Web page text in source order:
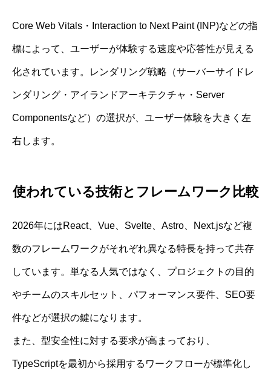
Core Web Vitals・Interaction to Next Paint (INP)などの指
標によって、ユーザーが体験する速度や応答性が見える
化されています。レンダリング戦略（サーバーサイドレ
ンダリング・アイランドアーキテクチャ・Server
Componentsなど）の選択が、ユーザー体験を大きく左
右します。
使われている技術とフレームワーク比較
2026年にはReact、Vue、Svelte、Astro、Next.jsなど複
数のフレームワークがそれぞれ異なる特長を持って共存
しています。単なる人気ではなく、プロジェクトの目的
やチームのスキルセット、パフォーマンス要件、SEO要
件などが選択の鍵になります。
また、型安全性に対する要求が高まっており、
TypeScriptを最初から採用するワークフローが標準化し